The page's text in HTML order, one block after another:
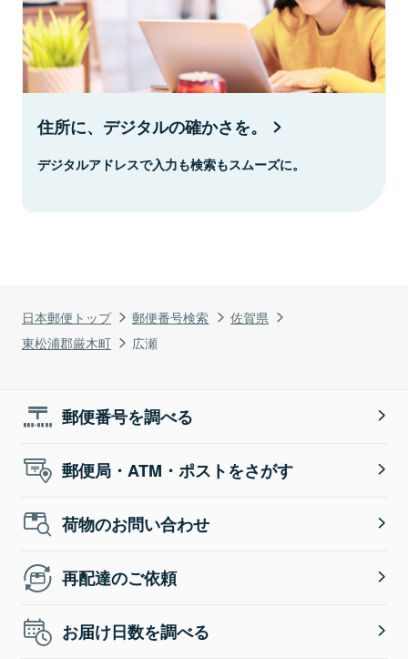
日本郵便トップ 郵便番号検索
佐賀県
東松浦郡厳木町
広瀬
住所に、デジタルの確かさを。
デジタルアドレスで入力も検索もスムーズに。
郵便番号を調べる
郵便局・ATM・ポストをさがす
荷物のお問い合わせ
再配達のご依頼
お届け日数を調べる